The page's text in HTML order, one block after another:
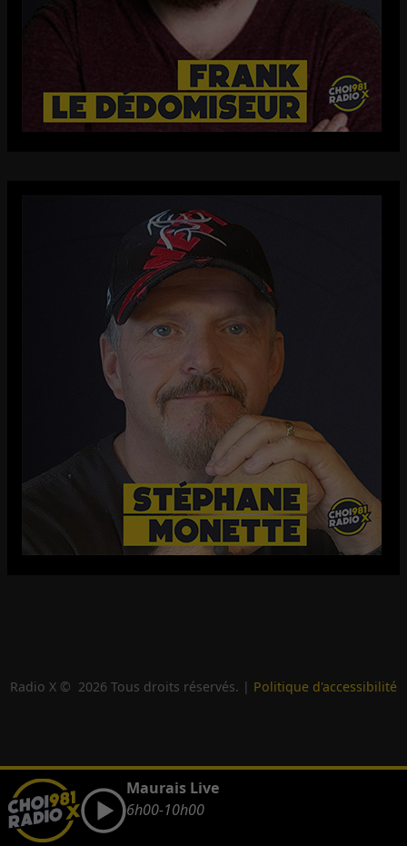
Radio X © 2026 Tous droits réservés. | Politique d'accessibilité
Maurais Live
6h00-10h00